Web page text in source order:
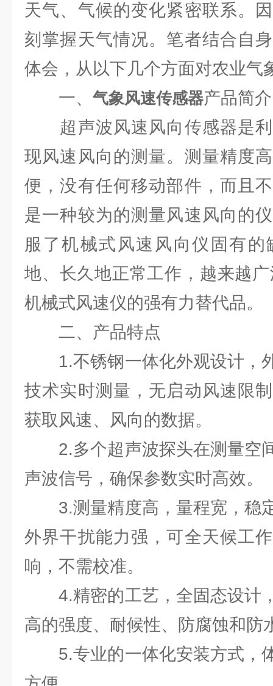
天气、气候的变化紧密联系。
刻掌握天气情况。笔者结合自
体会，从以下几个方面对农业气
一、 气象风速传感器产品简介
超声波风速风向传感器是利
现风速风向的测量。测量精度
便，没有任何移动部件，而且
是一种较为的测量风速风向的
服了机械式风速风向仪固有
地、长久地正常工作，越来越
机械式风速仪的强有力替代品。
二、产品特点
1.不锈钢一体化外观设计，
技术实时测量，无启动风速限
获取风速、风向的数据。
2.多个超声波探头在测量空
声波信号，确保参数实时高效。
3.测量精度高，量程宽，稳
外界干扰能力强，可全天候工
响，不需校准。
4.精密的工艺，全固态设计
高的强度、耐候性、防腐蚀和防
5.专业的一体化安装方式，